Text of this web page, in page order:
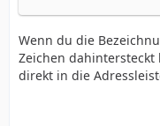
Wenn du die
Zeichen
direkt in die